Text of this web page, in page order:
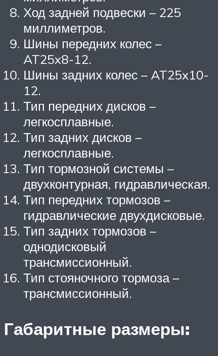
Ход задней подвески – 225
миллиметров.
Шины передних колес –
AT25x8-12.
Шины задних колес – AT25x10-
12.
Тип передних дисков –
легкосплавные.
Тип задних дисков –
легкосплавные.
Тип тормозной системы –
двухконтурная, гидравлическая.
Тип передних тормозов –
гидравлические двухдисковые.
Тип задних тормозов –
однодисковый
трансмиссионный.
Тип стояночного тормоза –
трансмиссионный.
Габаритные размеры: